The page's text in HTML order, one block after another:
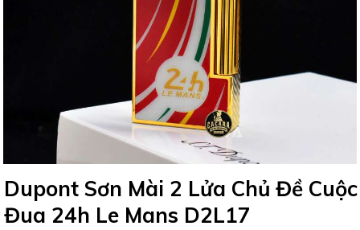
Dupont Sơn Mài 2 Lửa Chủ Đề Cuộc
Đua 24h Le Mans D2L17